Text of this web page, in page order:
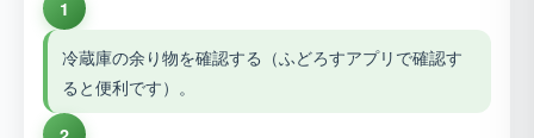
1
冷蔵庫の余り物を確認する（ふどろすアプリで確認す
ると便利です）。